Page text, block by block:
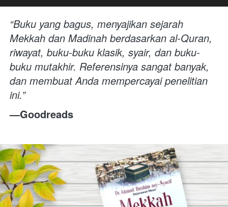
“Buku yang bagus, menyajikan sejarah
Mekkah dan Madinah berdasarkan al-Quran,
riwayat, buku-buku klasik, syair, dan buku-
buku mutakhir. Referensinya sangat banyak,
dan membuat Anda mempercayai penelitian
ini.”
—Goodreads